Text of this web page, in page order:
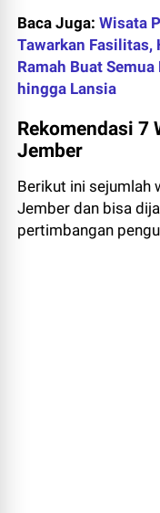
Baca Juga:Wisata
Tawarkan Fasilitas,
Ramah Buat
hingga Lansia
Rekomendasi 7
Jember
Berikut ini sejumlah
Jember dan bisa
pertimbangan